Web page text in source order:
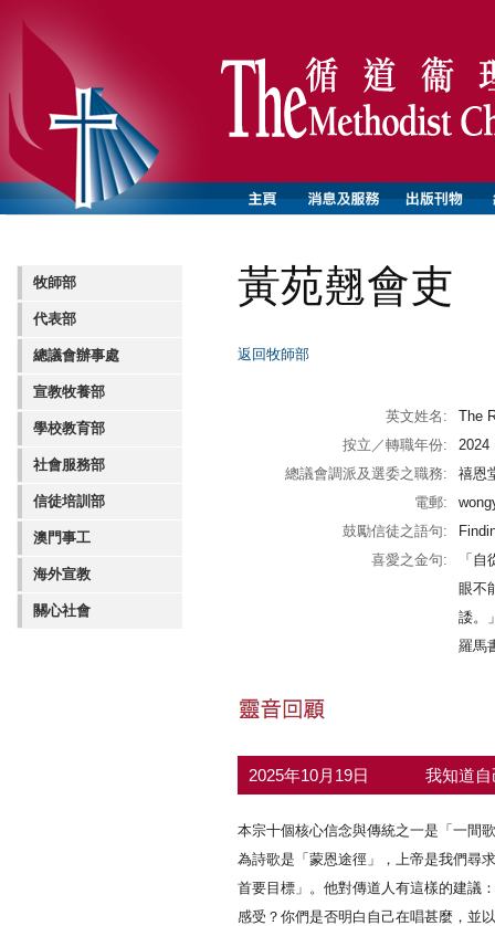
牧師部
代表部
總議會辦事處
宣教牧養部
學校教育部
社會服務部
信徒培訓部
澳門事工
海外宣教
關心社會
黃苑翹會吏
返回牧師部
英文姓名:
The
按立／轉職年份:
2024
總議會調派及選委之職務:
禧恩
電郵:
鼓勵信徒之語句:
喜愛之金句:
「
眼不
諉。
羅馬
2025年10月19日 我知道
本宗十個核心信念與傳統之一是「一間
為詩歌是「蒙恩途徑」，上帝是我們尋
首要目標」。他對傳道人有這樣的建議
感受？你們是否明白自己在唱甚麼，並